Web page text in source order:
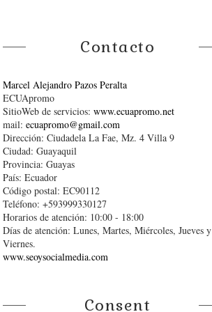
Contacto
Marcel Alejandro Pazos Peralta
ECUApromo
SitioWeb de servicios: www.ecuapromo.net
mail: ecuapromo@gmail.com
Dirección: Ciudadela La Fae, Mz. 4 Villa 9
Ciudad: Guayaquil
Provincia: Guayas
País: Ecuador
Código postal: EC90112
Teléfono: +593999330127
Horarios de atención: 10:00 - 18:00
Días de atención: Lunes, Martes, Miércoles, Jueves y
Viernes.
www.seoysocialmedia.com
Consent